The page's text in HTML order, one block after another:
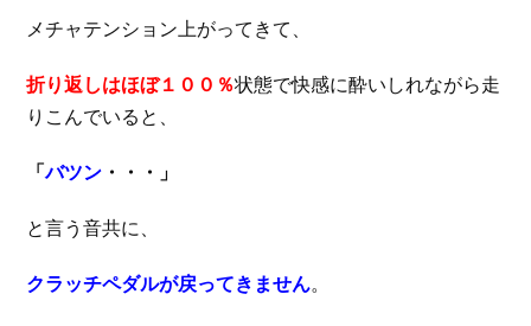
メチャテンション上がってきて、
折り返しはほぼ１００％状態で快感に酔いしれながら走
りこんでいると、
「バツン ・・・」
と言う音共に、
クラッチペダルが戻ってきません。